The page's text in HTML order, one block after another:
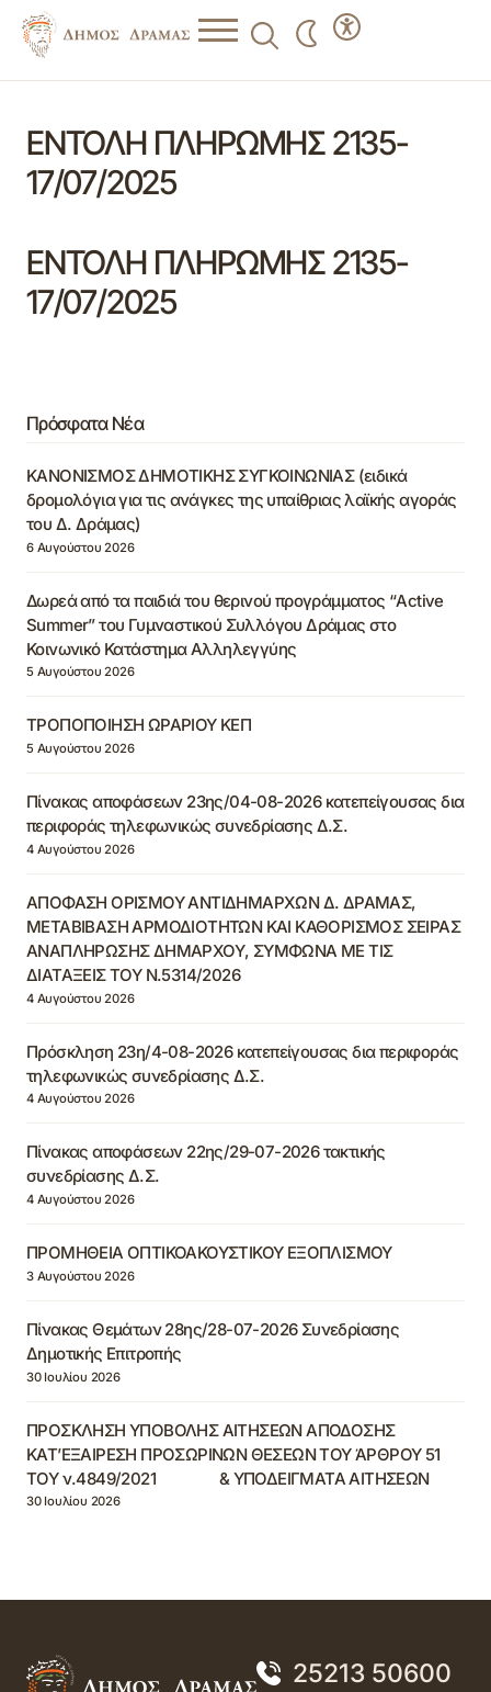
ΕΝΤΟΛΗ ΠΛΗΡΩΜΗΣ 2135-
17/07/2025
ΕΝΤΟΛΗ ΠΛΗΡΩΜΗΣ 2135-
17/07/2025
Πρόσφατα Νέα
ΚΑΝΟΝΙΣΜΟΣ ΔΗΜΟΤΙΚΗΣ ΣΥΓΚΟΙΝΩΝΙΑΣ (ειδικά
δρομολόγια για τις ανάγκες της υπαίθριας λαϊκής αγοράς
του Δ. Δράμας)
6 Αυγούστου 2026
Δωρεά από τα παιδιά του θερινού προγράμματος “Active
Summer” του Γυμναστικού Συλλόγου Δράμας στο
Κοινωνικό Κατάστημα Αλληλεγγύης
5 Αυγούστου 2026
ΤΡΟΠΟΠΟΙΗΣΗ ΩΡΑΡΙΟΥ ΚΕΠ
5 Αυγούστου 2026
Πίνακας αποφάσεων 23ης/04-08-2026 κατεπείγουσας δια
περιφοράς τηλεφωνικώς συνεδρίασης Δ.Σ.
4 Αυγούστου 2026
ΑΠΟΦΑΣΗ ΟΡΙΣΜΟΥ ΑΝΤΙΔΗΜΑΡΧΩΝ Δ. ΔΡΑΜΑΣ,
ΜΕΤΑΒΙΒΑΣΗ ΑΡΜΟΔΙΟΤΗΤΩΝ ΚΑΙ ΚΑΘΟΡΙΣΜΟΣ ΣΕΙΡΑΣ
ΑΝΑΠΛΗΡΩΣΗΣ ΔΗΜΑΡΧΟΥ, ΣΥΜΦΩΝΑ ΜΕ ΤΙΣ
ΔΙΑΤΑΞΕΙΣ ΤΟΥ Ν.5314/2026
4 Αυγούστου 2026
Πρόσκληση 23η/4-08-2026 κατεπείγουσας δια περιφοράς
τηλεφωνικώς συνεδρίασης Δ.Σ.
4 Αυγούστου 2026
Πίνακας αποφάσεων 22ης/29-07-2026 τακτικής
συνεδρίασης Δ.Σ.
4 Αυγούστου 2026
ΠΡΟΜΗΘΕΙΑ ΟΠΤΙΚΟΑΚΟΥΣΤΙΚΟΥ ΕΞΟΠΛΙΣΜΟΥ
3 Αυγούστου 2026
Πίνακας Θεμάτων 28ης/28-07-2026 Συνεδρίασης
Δημοτικής Επιτροπής
30 Ιουλίου 2026
ΠΡΟΣΚΛΗΣΗ ΥΠΟΒΟΛΗΣ ΑΙΤΗΣΕΩΝ ΑΠΟΔΟΣΗΣ
ΚΑΤ’ΕΞΑΙΡΕΣΗ ΠΡΟΣΩΡΙΝΩΝ ΘΕΣΕΩΝ ΤΟΥ ΆΡΘΡΟΥ 51
ΤΟΥ ν.4849/2021 & ΥΠΟΔΕΙΓΜΑΤΑ ΑΙΤΗΣΕΩΝ
30 Ιουλίου 2026
25213 50600